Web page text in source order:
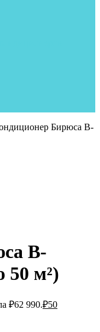
Бирюса B-
B-
50 м²)
₽62 990.₽50